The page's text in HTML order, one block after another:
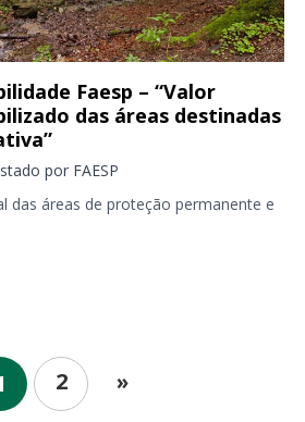
Faesp – “Valor
das áreas destinadas
por FAESP
das áreas de proteção permanente e
2 »